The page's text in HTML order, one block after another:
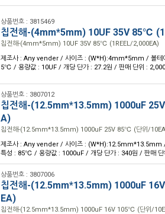
상품번호 : 3815469
칩전해-(4mm*5mm) 10UF 35V 85℃
칩전해-(4mm*5mm) 10UF 35V 85℃ (1REEL/2,000EA)
제조사 : Any vender / 사이즈 : (W*H):4mm*5mm / 볼테
5℃ / 용량값 : 10UF / 개당 단가 : 27.2원 / 판매 단위 :
상품번호 : 3807012
칩전해-(12.5mm*13.5mm) 1000uF
A)
칩전해-(12.5mm*13.5mm) 1000uF 25V 85℃ (단위/
제조사 : Any vender / 사이즈 : (W*H):12.5mm*13.5mm
특성 : 85℃ / 용량값 : 1000uF / 개당 단가 : 340원 / 판매 단
상품번호 : 3807006
칩전해-(12.5mm*13.5mm) 1000uF
EA)
칩전해-(12.5mm*13.5mm) 1000uF 16V 105℃ (단위/